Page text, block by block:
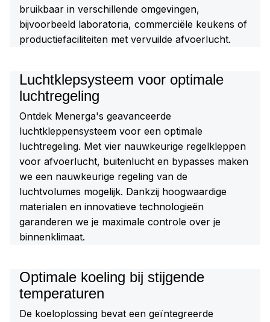
bruikbaar in verschillende omgevingen,
bijvoorbeeld laboratoria, commerciële keukens of
productiefaciliteiten met vervuilde afvoerlucht.
Luchtklepsysteem voor optimale
luchtregeling
Ontdek Menerga's geavanceerde
luchtkleppensysteem voor een optimale
luchtregeling. Met vier nauwkeurige regelkleppen
voor afvoerlucht, buitenlucht en bypasses maken
we een nauwkeurige regeling van de
luchtvolumes mogelijk. Dankzij hoogwaardige
materialen en innovatieve technologieën
garanderen we je maximale controle over je
binnenklimaat.
Optimale koeling bij stijgende
temperaturen
De koeloplossing bevat een geïntegreerde